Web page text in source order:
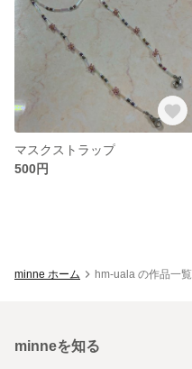
マスクストラップ
500円
minne ホーム hm-uala の作品一覧
minneを知る